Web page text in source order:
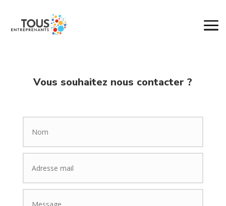
Vous souhaitez nous contacter ?